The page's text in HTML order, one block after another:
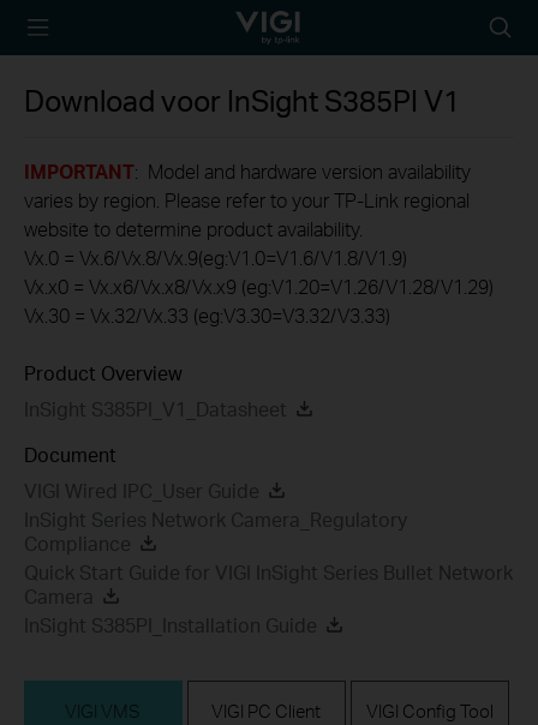
TP-Link, Reliably
icon
Download voor InSight S385PI V1
IMPORTANT: Model and hardware version availability
varies by region. Please refer to your TP-Link regional
website to determine product availability.
Vx.0 = Vx.6/Vx.8/Vx.9(eg:V1.0=V1.6/V1.8/V1.9)
Vx.x0 = Vx.x6/Vx.x8/Vx.x9 (eg:V1.20=V1.26/V1.28/V1.29)
Vx.30 = Vx.32/Vx.33 (eg:V3.30=V3.32/V3.33)
Product Overview
InSight S385PI_V1_Datasheet
Document
VIGI Wired IPC_User Guide
InSight Series Network Camera_Regulatory
Compliance
Quick Start Guide for VIGI InSight Series Bullet Network
Camera
InSight S385PI_Installation Guide
VIGI VMS VIGI PC Client VIGI Config Tool